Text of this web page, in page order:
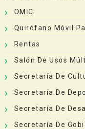
OMIC
Quirófano Móvil
Rentas
Salón De Usos
Secretaría De
Secretaría De
Secretaría De
Secretaría De